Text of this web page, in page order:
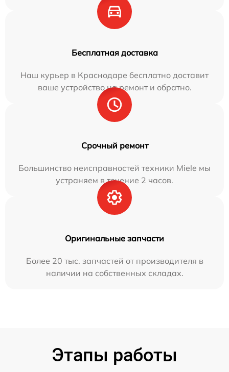
Бесплатная доставка
Наш курьер в Краснодаре бесплатно доставит
ваше устройство на ремонт и обратно.
Срочный ремонт
Большинство неисправностей техники Miele мы
устраняем в течение 2 часов.
Оригинальные запчасти
Более 20 тыс. запчастей от производителя в
наличии на собственных складах.
Этапы работы